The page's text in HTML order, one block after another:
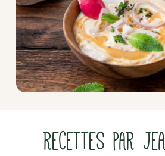
RECETTES PAR